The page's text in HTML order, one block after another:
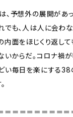
、予想外の展開があ
でも、人は人に会わ
内面をほじくり返して
いからだ。コロナ禍
い毎日を楽にする38
＝＝＝＝＝＝＝＝＝